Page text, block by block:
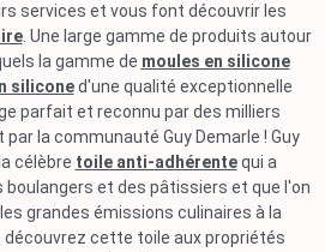
services et vous font découvrir les
. Une large gamme de produits autour
la gamme de moules en silicone
siliconed'une qualité exceptionnelle
parfait et reconnu par des milliers
la communauté Guy Demarle ! Guy
célèbre toile anti-adhérentequi a
et des pâtissiers et que l'on
grandes émissions culinaires à la
découvrez cette toile aux propriétés